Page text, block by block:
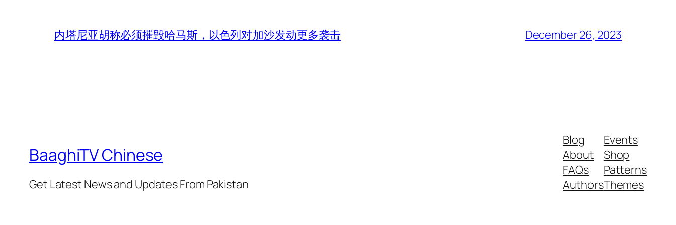
内塔尼亚胡称必须摧毁哈马斯，以色列对加沙发动更多袭击 December 26, 2023
BaaghiTV Chinese
Get Latest News and Updates From Pakistan
Blog
About
FAQs
Authors
Events
Shop
Patterns
Themes